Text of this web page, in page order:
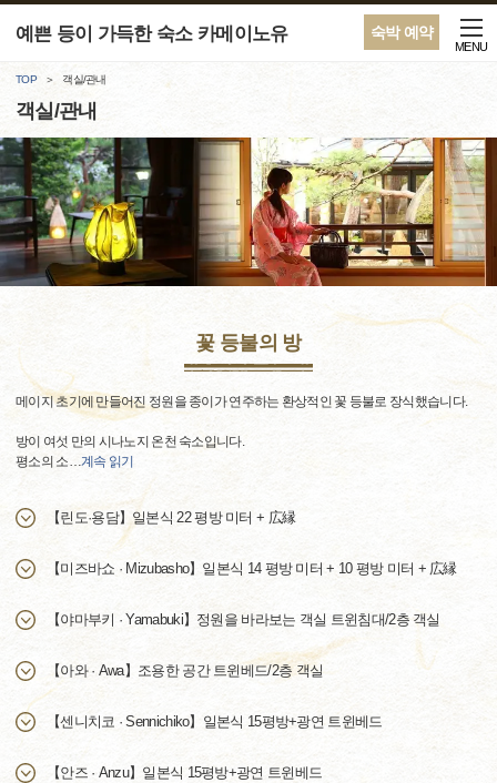
숙박 예약
예쁜 등이 가득한 숙소 카메이노유
MENU
TOP 객실/관내
객실/관내
꽃 등불의 방
메이지 초기에 만들어진 정원을 종이가 연주하는 환상적인 꽃 등불로 장식했습니다.
방이 여섯 만의 시나노지 온천 숙소입니다.
평소의 소…계속 읽기
【린도·용담】일본식 22 평방 미터 + 広縁
【미즈바쇼 · Mizubasho】일본식 14 평방 미터 + 10 평방 미터 + 広縁
【야마부키 · Yamabuki】정원을 바라보는 객실 트윈침대/2층 객실
【아와 · Awa】조용한 공간 트윈베드/2층 객실
【센니치코 · Sennichiko】일본식 15평방+광연 트윈베드
【안즈 · Anzu】일본식 15평방+광연 트윈베드